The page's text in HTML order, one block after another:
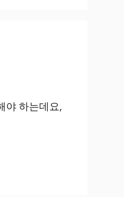
야 하는데요,